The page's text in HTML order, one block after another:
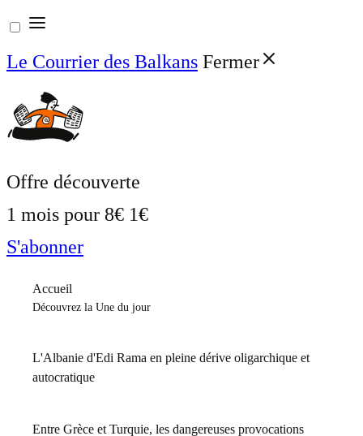
Aller
au
contenu
Le Courrier des Balkans Fermer
Offre découverte
1 mois pour 8€ 1€
S'abonner
Accueil
Découvrez la Une du jour
L'Albanie d'Edi Rama en pleine dérive oligarchique et
autocratique
Entre Grèce et Turquie, les dangereuses provocations